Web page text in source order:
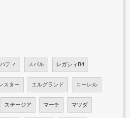
ティ スバル レガシィB4
スター エルグランド ローレル
ステージア マーチ マツダ